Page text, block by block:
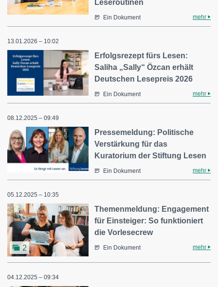
Leseroutinen
Ein Dokument mehr
13.01.2026 – 10:02
Erfolgsrezept fürs Lesen:
Saliha „Sally“ Özcan erhält
Deutschen Lesepreis 2026
Ein Dokument mehr
08.12.2025 – 09:49
Pressemeldung: Politische
Verstärkung für das
Kuratorium der Stiftung Lesen
Ein Dokument mehr
05.12.2025 – 10:35
2
Themenmeldung: Engagement
für Einsteiger: So funktioniert
die Vorlesecrew
Ein Dokument mehr
04.12.2025 – 09:34